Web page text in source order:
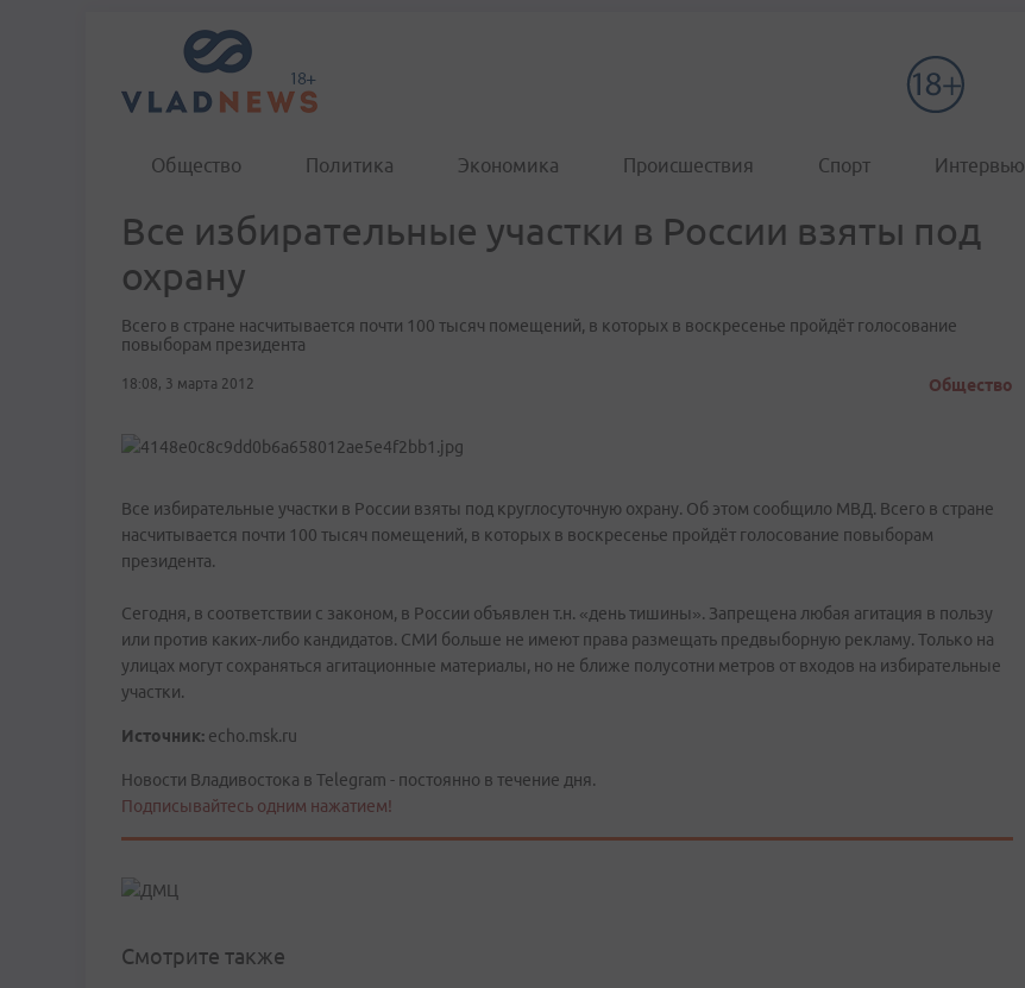
Общество Политика Экономика Происшествия Спорт Интервью
Все избирательные участки в России взяты под
охрану
Всего в стране насчитывается почти 100 тысяч помещений, в которых в воскресенье пройдёт голосование
повыборам президента
18:08, 3 марта 2012 Общество
Все избирательные участки в России взяты под круглосуточную охрану. Об этом сообщило МВД. Всего в стране
насчитывается почти 100 тысяч помещений, в которых в воскресенье пройдёт голосование повыборам
президента.
Сегодня, в соответствии с законом, в России объявлен т.н. «день тишины». Запрещена любая агитация в пользу
или против каких-либо кандидатов. СМИ больше не имеют права размещать предвыборную рекламу. Только на
улицах могут сохраняться агитационные материалы, но не ближе полусотни метров от входов на избирательные
участки.
Источник: echo.msk.ru
Новости Владивостока в Telegram - постоянно в течение дня.
Подписывайтесь одним нажатием!
Смотрите также